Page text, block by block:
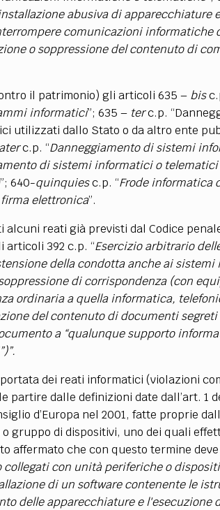
abusiva di apparecchiature
comunicazioni informatiche
o soppressione del contenuto di
il patrimonio) gli articoli 635 – bis
informatici”; 635 – terc.p.
utilizzati dallo Stato o da altro ente
c.p. “Danneggiamento di sistemi
di sistemi informatici o
”; 640-quinquiesc.p. “Frode informatica
elettronica”.
alcuni reati già previsti dal Codice
392 c.p. “Esercizio arbitrario
della condotta anche ai
di corrispondenza (con
ordinaria a quella informatica,
del contenuto di documenti
a “qualunque supporto
dei reati informatici (violazioni
partire dalle definizioni date dall’art. 1
d’Europa nel 2001, fatte proprie
gruppo di dispositivi, uno dei quali
affermato che con questo termine
con unità periferiche o
di un software contenente le
delle apparecchiature e l'esecuzione